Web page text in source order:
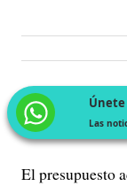
Las
El presupuesto